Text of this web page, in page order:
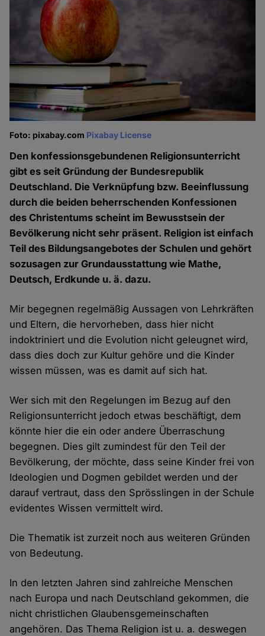
Foto: pixabay.com Pixabay License
Den konfessionsgebundenen Religionsunterricht
gibt es seit Gründung der Bundesrepublik
Deutschland. Die Verknüpfung bzw. Beeinflussung
durch die beiden beherrschenden Konfessionen
des Christentums scheint im Bewusstsein der
Bevölkerung nicht sehr präsent. Religion ist einfach
Teil des Bildungsangebotes der Schulen und gehört
sozusagen zur Grundausstattung wie Mathe,
Deutsch, Erdkunde u. ä. dazu.
Mir begegnen regelmäßig Aussagen von Lehrkräften
und Eltern, die hervorheben, dass hier nicht
indoktriniert und die Evolution nicht geleugnet wird,
dass dies doch zur Kultur gehöre und die Kinder
wissen müssen, was es damit auf sich hat.
Wer sich mit den Regelungen im Bezug auf den
Religionsunterricht jedoch etwas beschäftigt, dem
könnte hier die ein oder andere Überraschung
begegnen. Dies gilt zumindest für den Teil der
Bevölkerung, der möchte, dass seine Kinder frei von
Ideologien und Dogmen gebildet werden und der
darauf vertraut, dass den Sprösslingen in der Schule
evidentes Wissen vermittelt wird.
Die Thematik ist zurzeit noch aus weiteren Gründen
von Bedeutung.
In den letzten Jahren sind zahlreiche Menschen
nach Europa und nach Deutschland gekommen, die
nicht christlichen Glaubensgemeinschaften
angehören. Das Thema Religion ist u. a. deswegen